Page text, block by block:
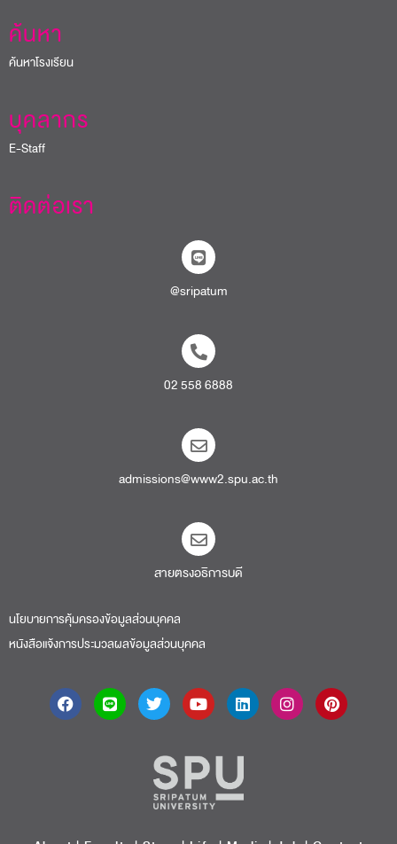
ค้นหา
ค้นหาโรงเรียน
บุคลากร
E-Staff
ติดต่อเรา
@sripatum
02 558 6888
admissions@www2.spu.ac.th
สายตรงอธิการบดี​
นโยบายการคุ้มครองข้อมูลส่วนบุคคล
หนังสือแจ้งการประมวลผลข้อมูลส่วนบุคคล